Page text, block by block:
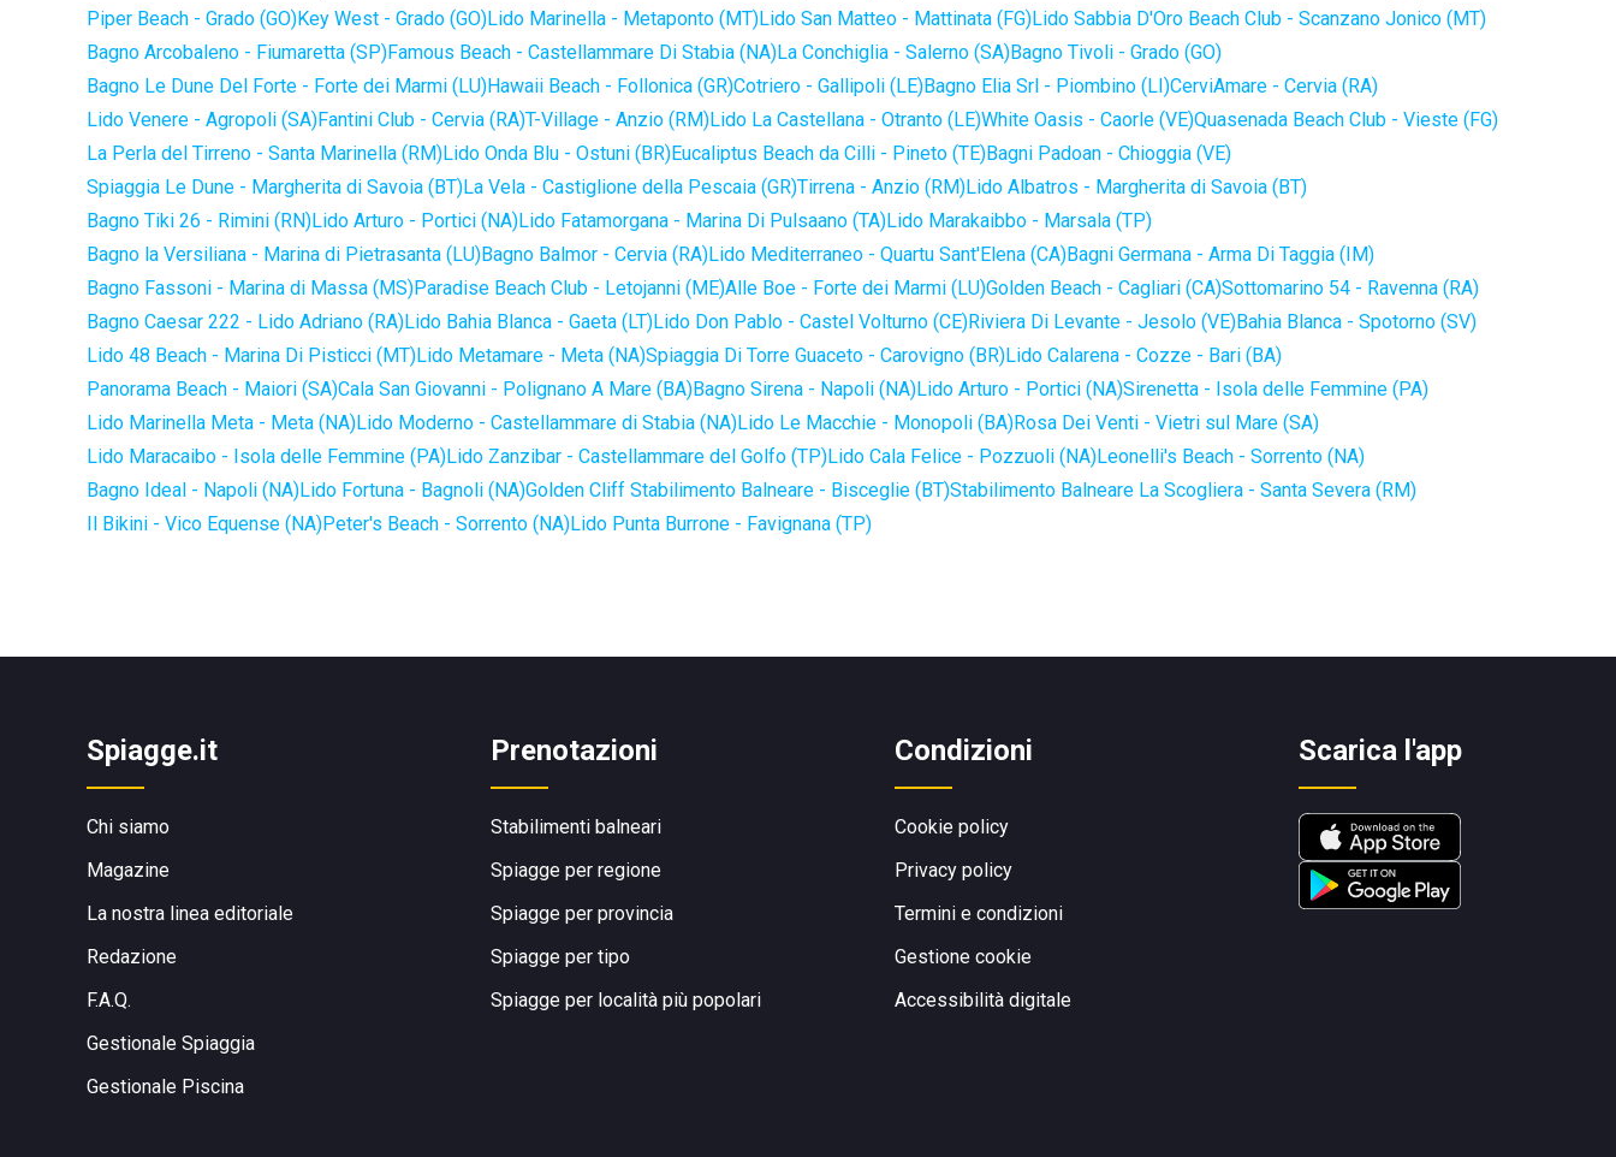
Piper Beach - Grado (GO)Key West - Grado (GO)Lido Marinella - Metaponto (MT)Lido San Matteo - Mattinata (FG)Lido Sabbia D'Oro Beach Club - Scanzano Jonico (MT)
Bagno Arcobaleno - Fiumaretta (SP)Famous Beach - Castellammare Di Stabia (NA)La Conchiglia - Salerno (SA)Bagno Tivoli - Grado (GO)
Bagno Le Dune Del Forte - Forte dei Marmi (LU)Hawaii Beach - Follonica (GR)Cotriero - Gallipoli (LE)Bagno Elia Srl - Piombino (LI)CerviAmare - Cervia (RA)
Lido Venere - Agropoli (SA)Fantini Club - Cervia (RA)T-Village - Anzio (RM)Lido La Castellana - Otranto (LE)White Oasis - Caorle (VE)Quasenada Beach Club - Vieste (FG)
La Perla del Tirreno - Santa Marinella (RM)Lido Onda Blu - Ostuni (BR)Eucaliptus Beach da Cilli - Pineto (TE)Bagni Padoan - Chioggia (VE)
Spiaggia Le Dune - Margherita di Savoia (BT)La Vela - Castiglione della Pescaia (GR)Tirrena - Anzio (RM)Lido Albatros - Margherita di Savoia (BT)
Bagno Tiki 26 - Rimini (RN)Lido Arturo - Portici (NA)Lido Fatamorgana - Marina Di Pulsaano (TA)Lido Marakaibbo - Marsala (TP)
Bagno la Versiliana - Marina di Pietrasanta (LU)Bagno Balmor - Cervia (RA)Lido Mediterraneo - Quartu Sant'Elena (CA)Bagni Germana - Arma Di Taggia (IM)
Bagno Fassoni - Marina di Massa (MS)Paradise Beach Club - Letojanni (ME)Alle Boe - Forte dei Marmi (LU)Golden Beach - Cagliari (CA)Sottomarino 54 - Ravenna (RA)
Bagno Caesar 222 - Lido Adriano (RA)Lido Bahia Blanca - Gaeta (LT)Lido Don Pablo - Castel Volturno (CE)Riviera Di Levante - Jesolo (VE)Bahia Blanca - Spotorno (SV)
Lido 48 Beach - Marina Di Pisticci (MT)Lido Metamare - Meta (NA)Spiaggia Di Torre Guaceto - Carovigno (BR)Lido Calarena - Cozze - Bari (BA)
Panorama Beach - Maiori (SA)Cala San Giovanni - Polignano A Mare (BA)Bagno Sirena - Napoli (NA)Lido Arturo - Portici (NA)Sirenetta - Isola delle Femmine (PA)
Lido Marinella Meta - Meta (NA)Lido Moderno - Castellammare di Stabia (NA)Lido Le Macchie - Monopoli (BA)Rosa Dei Venti - Vietri sul Mare (SA)
Lido Maracaibo - Isola delle Femmine (PA)Lido Zanzibar - Castellammare del Golfo (TP)Lido Cala Felice - Pozzuoli (NA)Leonelli's Beach - Sorrento (NA)
Bagno Ideal - Napoli (NA)Lido Fortuna - Bagnoli (NA)Golden Cliff Stabilimento Balneare - Bisceglie (BT)Stabilimento Balneare La Scogliera - Santa Severa (RM)
Il Bikini - Vico Equense (NA)Peter's Beach - Sorrento (NA)Lido Punta Burrone - Favignana (TP)
Spiagge.it
Chi siamo
Magazine
La nostra linea editoriale
Redazione
F.A.Q.
Gestionale Spiaggia
Gestionale Piscina
Prenotazioni
Stabilimenti balneari
Spiagge per regione
Spiagge per provincia
Spiagge per tipo
Spiagge per località più popolari
Condizioni
Cookie policy
Privacy policy
Termini e condizioni
Gestione cookie
Accessibilità digitale
Scarica l'app